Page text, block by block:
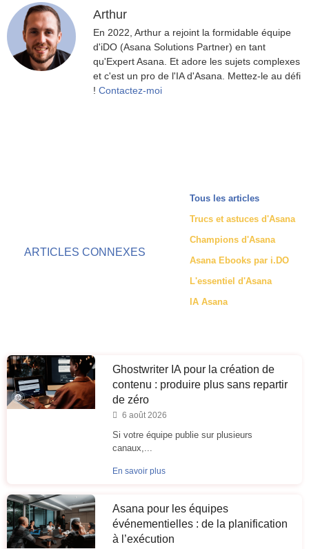
Arthur
En 2022, Arthur a rejoint la formidable équipe
d'iDO (Asana Solutions Partner) en tant
qu'Expert Asana. Et adore les sujets complexes
et c'est un pro de l'IA d'Asana. Mettez-le au défi
! Contactez-moi
ARTICLES CONNEXES
Tous les articles
Trucs et astuces d'Asana
Champions d'Asana
Asana Ebooks par i.DO
L'essentiel d'Asana
IA Asana
Ghostwriter IA pour la création de
contenu : produire plus sans repartir
de zéro
6 août 2026
Si votre équipe publie sur plusieurs
canaux,...
En savoir plus
Asana pour les équipes
événementielles : de la planification
à l’exécution